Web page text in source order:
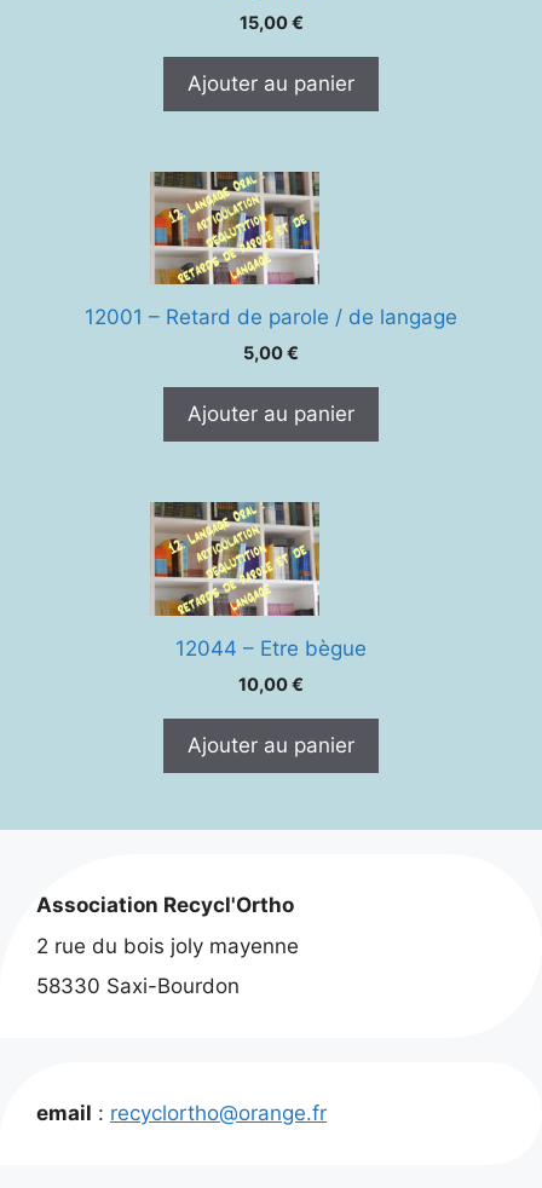
15,00€
Ajouter au panier
12001 – Retard de parole / de langage
5,00€
Ajouter au panier
12044 – Etre bègue
10,00€
Ajouter au panier
Association Recycl'Ortho
2 rue du bois joly mayenne
58330 Saxi-Bourdon
email : recyclortho@orange.fr